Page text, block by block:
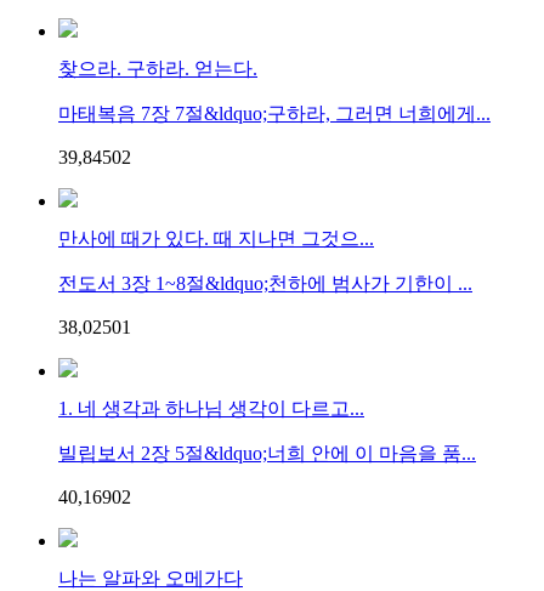
찾으라. 구하라. 얻는다.
마태복음 7장 7절&ldquo;구하라, 그러면 너희에게...
39,84502
만사에 때가 있다. 때 지나면 그것으...
전도서 3장 1~8절&ldquo;천하에 범사가 기한이 ...
38,02501
1. 네 생각과 하나님 생각이 다르고...
빌립보서 2장 5절&ldquo;너희 안에 이 마음을 품...
40,16902
나는 알파와 오메가다